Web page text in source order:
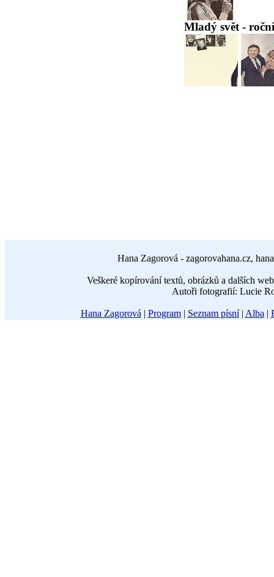
Mladý svět -
Hana Zagorová - zagorovahana.cz,
Veškeré kopírování textů, obrázků a dalších
Autoři fotografií: Lucie
Hana Zagorová | Program| Seznam písní| Alba |